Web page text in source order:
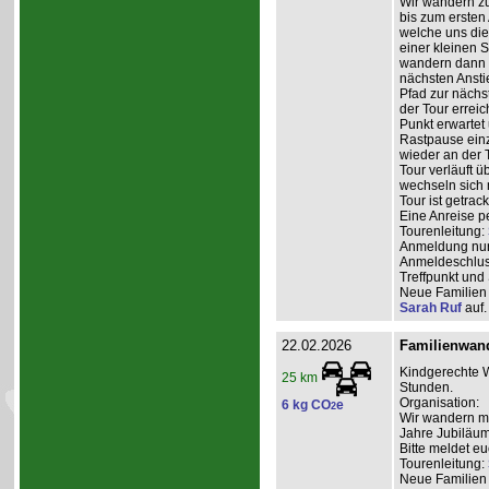
bis zum
welche uns
einer kleinen
wandern dann
nächsten
Pfad zur
der Tour
Punkt
Rastpause
wieder an der
Tour verläuft
wechseln sich
Tour ist
Eine Anreise
Tourenleitung:
Anmeldung
Treffpunkt und
Neue
Sarah Rufauf.
22.02.2026
25 km
6 kg CO2e
Kindgerechte
Stunden.
Organisation:
Wir wandern
Jahre
Bitte meldet
Tourenleitung:
Neue